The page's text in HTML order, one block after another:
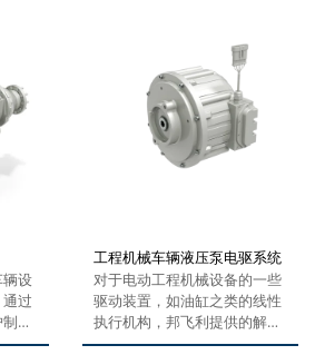
设
过
动
的
工程机械车辆液压泵电驱系统
对于电动工程机械设备的一些
驱动装置，如油缸之类的线性
执行机构，邦飞利提供的解决
方案是保持执行机构不变，用